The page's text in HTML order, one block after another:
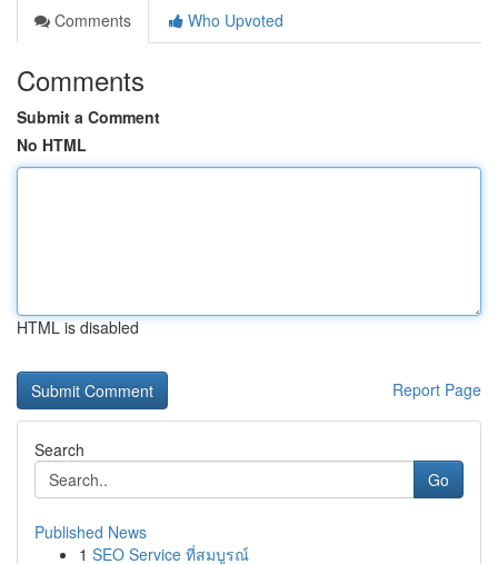
Comments
Who Upvoted
Comments
Submit a Comment
No HTML
HTML is disabled
Report Page
Search
Go
Published News
1 SEO Service ที่สมบูรณ์